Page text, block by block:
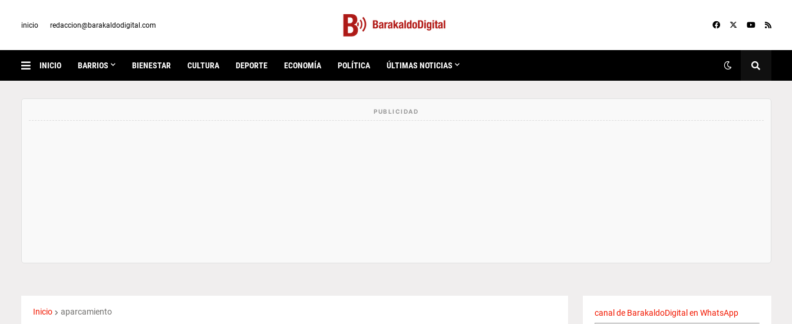
inicio redaccion@barakaldodigital.com
INICIO BARRIOS BIENESTAR CULTURA DEPORTE ECONOMÍA POLÍTICA ÚLTIMAS NOTICIAS
Inicio aparcamiento canal de BarakaldoDigital en WhatsApp